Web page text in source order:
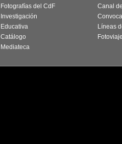
Fotografías del CdF
Investigación
Educativa
Catálogo
Mediateca
Canal
Líneas